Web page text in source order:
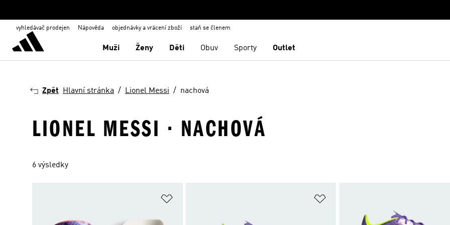
vyhledávač prodejen Nápověda objednávky a vrácení zboží staň se členem
Muži Ženy Děti Obuv Sporty Outlet
Zpět Hlavní stránka Lionel Messi nachová
LIONEL MESSI · NACHOVÁ
6 výsledky